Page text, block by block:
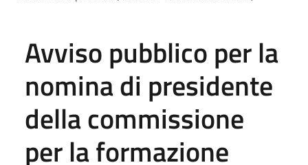
Avviso pubblico per la
nomina di presidente
della commissione
per la formazione